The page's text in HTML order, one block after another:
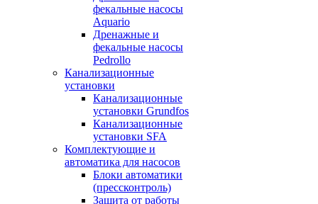
фекальные насосы
Aquario
Дренажные и
фекальные насосы
Pedrollo
Канализационные
установки
Канализационные
установки Grundfos
Канализационные
установки SFA
Комплектующие и
автоматика для насосов
Блоки автоматики
(прессконтроль)
Защита от работы